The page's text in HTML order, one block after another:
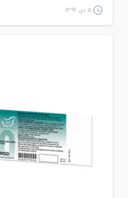
۵ دی ۱۳۹۶